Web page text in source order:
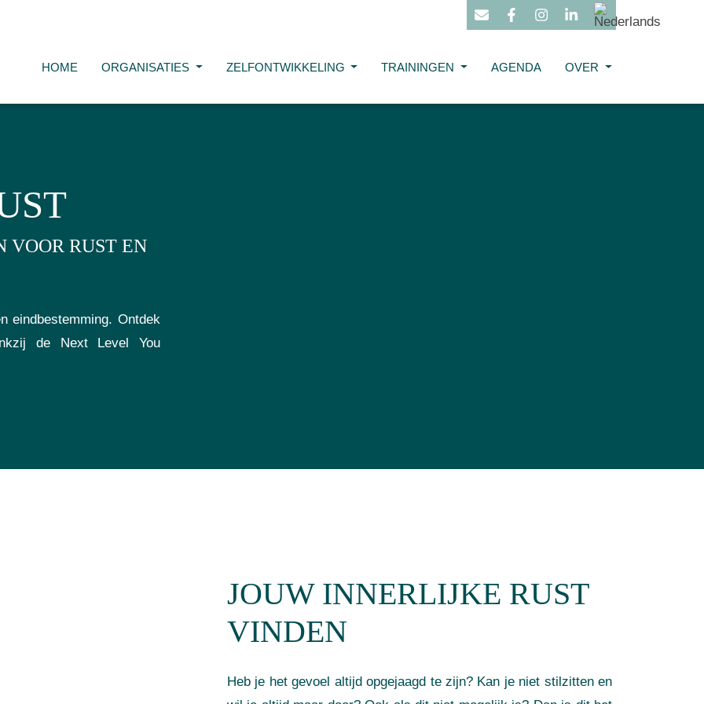
HOME ORGANISATIES ZELFONTWIKKELING TRAININGEN AGENDA OVER
VOOR RUST EN
eindbestemming. Ontdek
de Next Level You
JOUW INNERLIJKE RUST
VINDEN
Heb je het gevoel altijd opgejaagd te zijn? Kan je niet stilzitten en